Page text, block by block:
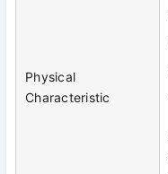
Physical
Characteristic